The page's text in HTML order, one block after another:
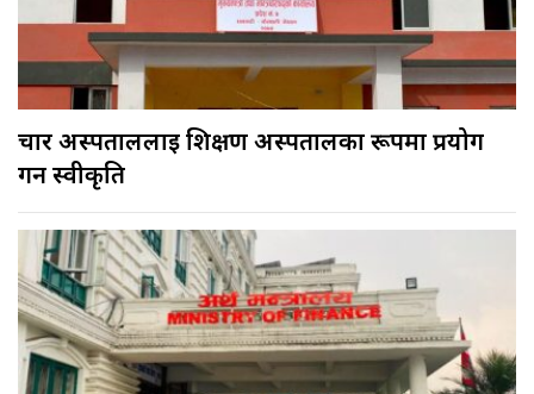
चार अस्पताललाई शिक्षण अस्पतालका रूपमा प्रयोग
गर्न स्वीकृति